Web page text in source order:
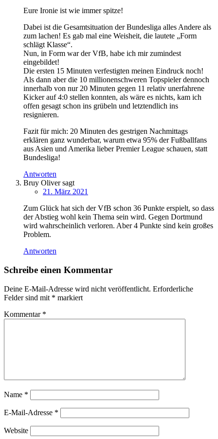
Eure Ironie ist wie immer spitze!
Dabei ist die Gesamtsituation der Bundesliga alles Andere als
zum lachen! Es gab mal eine Weisheit, die lautete „Form
schlägt Klasse“.
Nun, in Form war der VfB, habe ich mir zumindest
eingebildet!
Die ersten 15 Minuten verfestigten meinen Eindruck noch!
Als dann aber die 10 millionenschweren Topspieler dennoch
innerhalb von nur 20 Minuten gegen 11 relativ unerfahrene
Kicker auf 4:0 stellen konnten, als wäre es nichts, kam ich
offen gesagt schon ins grübeln und letztendlich ins
resignieren.
Fazit für mich: 20 Minuten des gestrigen Nachmittags
erklären ganz wunderbar, warum etwa 95% der Fußballfans
aus Asien und Amerika lieber Premier League schauen, statt
Bundesliga!
Antworten
Bruy Oliversagt
21. März 2021
Zum Glück hat sich der VfB schon 36 Punkte erspielt, so dass
der Abstieg wohl kein Thema sein wird. Gegen Dortmund
wird wahrscheinlich verloren. Aber 4 Punkte sind kein großes
Problem.
Antworten
Schreibe einen Kommentar
Deine E-Mail-Adresse wird nicht veröffentlicht. Erforderliche
Felder sind mit * markiert
Kommentar *
Name *
E-Mail-Adresse *
Website